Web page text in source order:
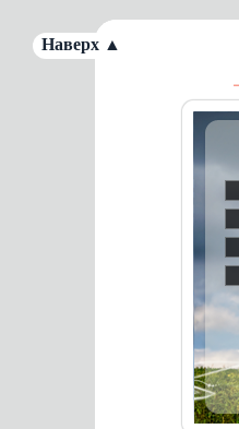
Наверх ▲